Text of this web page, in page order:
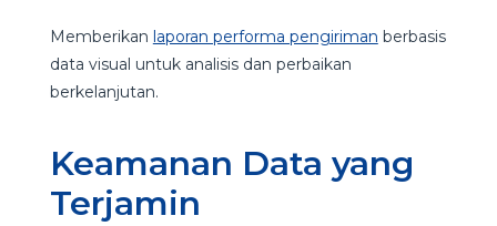
Memberikan laporan performa pengiriman berbasis
data visual untuk analisis dan perbaikan
berkelanjutan.
Keamanan Data yang
Terjamin